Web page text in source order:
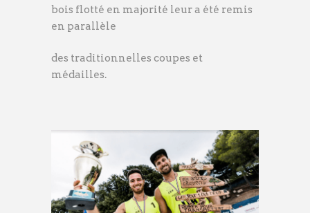
bois flotté en majorité leur a été remis
en parallèle
des traditionnelles coupes et
médailles.